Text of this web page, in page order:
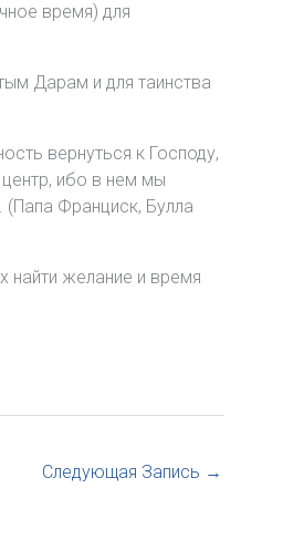
время) для
Дарам и для таинства
вернуться к Господу,
ибо в нем мы
Франциск, Булла
найти желание и время
Следующая Запись →